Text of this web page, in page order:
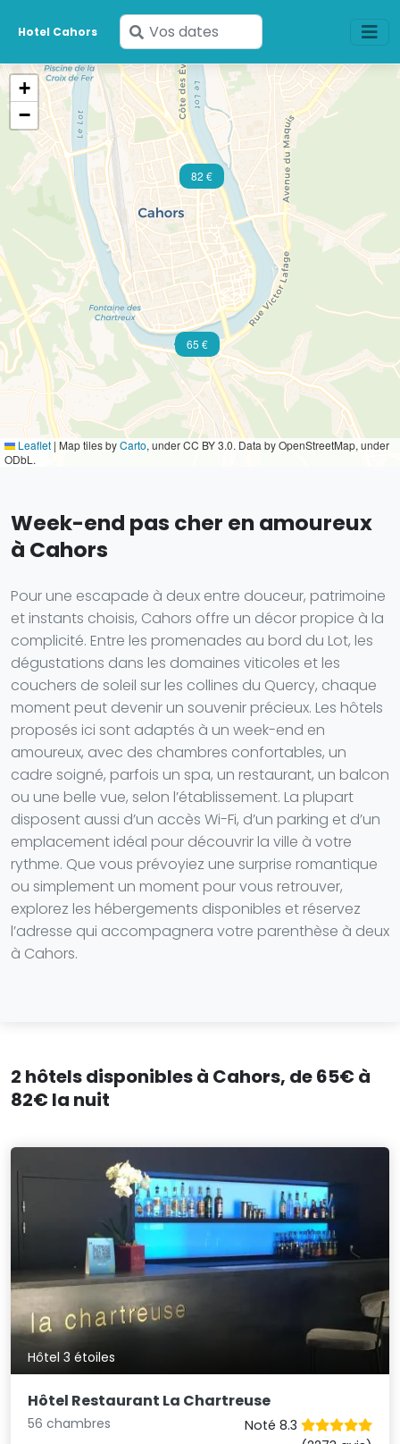
Hotel Cahors
Saisissez
vos
dates
65 €
82 €
+
−
Leaflet | Map tiles byCarto, under CC BY 3.0. Data by OpenStreetMap, under
ODbL.
Week-end pas cher en amoureux
à Cahors
Pour une escapade à deux entre douceur, patrimoine
et instants choisis, Cahors offre un décor propice à la
complicité. Entre les promenades au bord du Lot, les
dégustations dans les domaines viticoles et les
couchers de soleil sur les collines du Quercy, chaque
moment peut devenir un souvenir précieux. Les hôtels
proposés ici sont adaptés à un week-end en
amoureux, avec des chambres confortables, un
cadre soigné, parfois un spa, un restaurant, un balcon
ou une belle vue, selon l’établissement. La plupart
disposent aussi d’un accès Wi-Fi, d’un parking et d’un
emplacement idéal pour découvrir la ville à votre
rythme. Que vous prévoyiez une surprise romantique
ou simplement un moment pour vous retrouver,
explorez les hébergements disponibles et réservez
l’adresse qui accompagnera votre parenthèse à deux
à Cahors.
2 hôtels disponibles à Cahors, de 65€ à
82€ la nuit
Hôtel 3 étoiles
Hôtel Restaurant La Chartreuse
56 chambres
Noté 8.3